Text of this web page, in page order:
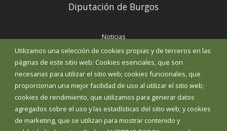
Utilizamos una selección de cookies propias y de terceros en las
páginas de este sitio web: Cookies esenciales, que son
necesarias para utilizar el sitio web; cookies funcionales, que
proporcionan una mejor facilidad de uso al utilizar el sitio web;
cookies de rendimiento, que utilizamos para generar datos
agregados sobre el uso y las estadísticas del sitio web; y cookies
de marketing, que se utilizan para mostrar contenido y
Diputación de Burgos
Noticias
Eventos
Corporación Municipal
Teléfonos de interés
INICIAR SESIÓN
MAPA WEB